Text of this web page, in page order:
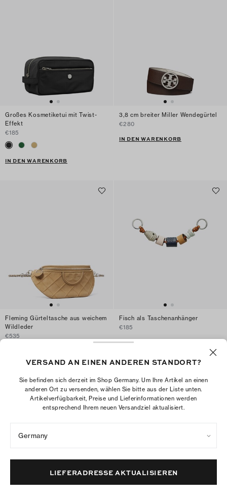
Großes Kosmetiketui mit Twist-
Effekt
€185
IN DEN WARENKORB
3,8 cm breiter Miller Wendegürtel
€280
IN DEN WARENKORB
Fleming Gürteltasche aus weichem
Wildleder
€535
Fisch als Taschenanhänger
€185
IN DEN WARENKORB
VERSAND AN EINEN ANDEREN STANDORT?
Sie befinden sich derzeit im Shop Germany. Um Ihre Artikel an einen
anderen Ort zu versenden, wählen Sie bitte aus der Liste unten.
Artikelverfügbarkeit, Preise und Lieferinformationen werden
entsprechend Ihrem neuen Versandziel aktualisiert.
Germany
LIEFERADRESSE AKTUALISIEREN